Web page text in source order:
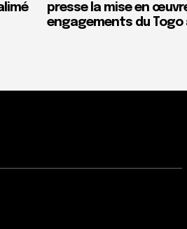
presse la mise en
engagements du Togo à